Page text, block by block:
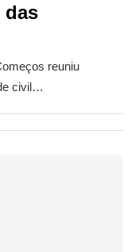
das
reuniu
civil…